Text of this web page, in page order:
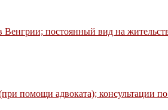
постоянный вид на
помощи адвоката); консультации